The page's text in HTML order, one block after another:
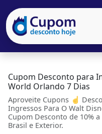
Cupom Desconto para
World Orlando 7 Dias
Aproveite Cupons ☝
Ingressos Para O Walt
Cupom Desconto de 10%
Brasil e Exterior.